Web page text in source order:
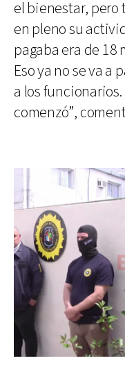
el bienestar,
en pleno su
pagaba era de 18
Eso ya no se va a
a los
comenzó”,